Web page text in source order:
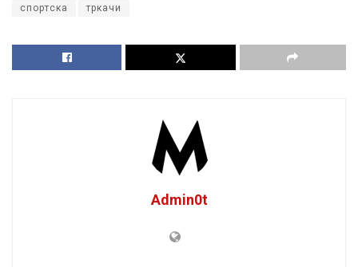
спортска тркачи
Admin0t